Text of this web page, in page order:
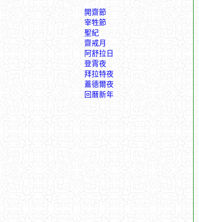
開齋節
宰牲節
聖紀
齋戒月
阿舒拉日
登霄夜
拜拉特夜
蓋德爾夜
回曆新年